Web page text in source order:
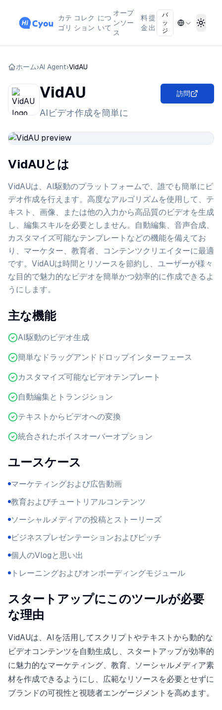
カテ
ゴリ
コレク
ション
につ
いて
オープ
ンソー
ス
料
金
提
出
バ
ッ
ジ
ホーム›AI Agent›VidAU
VidAU
AIビデオ作成を簡単に
訪問
VidAUとは
VidAUは、AI駆動のプラットフォームで、誰でも簡単にビ
デオ作成を行えます。高度なアルゴリズムを使用して、テ
キスト、画像、または他の入力から高品質のビデオを生成
し、編集スキルを必要としません。自動編集、音声合成、
カスタマイズ可能なテンプレートなどの機能を備えてお
り、マーケター、教育者、コンテンツクリエイターに最適
です。VidAUは時間とリソースを節約し、ユーザーが様々
な目的で魅力的なビデオを簡単かつ効率的に作成できるよ
うにします。
主な機能
AI駆動のビデオ生成
簡単なドラッグアンドドロップインターフェース
カスタマイズ可能なビデオテンプレート
自動編集とトランジション
テキストからビデオへの変換
統合されたボイスオーバーオプション
ユースケース
マーケティングおよび広告動画
教育およびチュートリアルコンテンツ
ソーシャルメディアの投稿とストーリーズ
ビジネスプレゼンテーションおよびピッチ
個人のVlogと思い出
トレーニングおよびオンボーディングモジュール
スタートアップにこのツールが必要
な理由
VidAUは、AIを活用してスクリプトやテキストから動的な
ビデオコンテンツを自動生成し、スタートアップが効率的
に魅力的なマーケティング、教育、ソーシャルメディア素
材を作成できるようにし、広範なリソースを必要とせずに
ブランドの可視性と視聴者エンゲージメントを高めます。